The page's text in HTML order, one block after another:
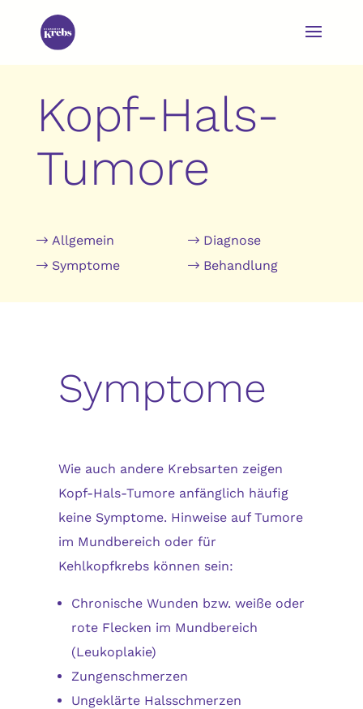
Kopf-Hals-
Tumore
Allgemein
Symptome
Diagnose
Behandlung
Symptome
Wie auch andere Krebsarten zeigen
Kopf-Hals-Tumore anfänglich häufig
keine Symptome. Hinweise auf Tumore
im Mundbereich oder für
Kehlkopfkrebs können sein:
Chronische Wunden bzw. weiße oder
rote Flecken im Mundbereich
(Leukoplakie)
Zungenschmerzen
Ungeklärte Halsschmerzen